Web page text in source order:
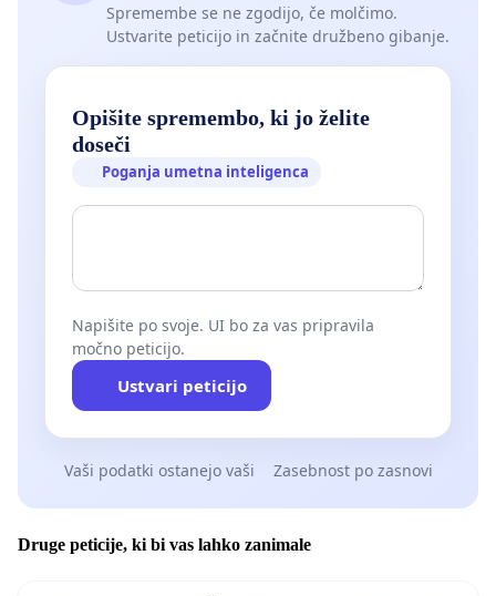
Spremembe se ne zgodijo, če molčimo.
Ustvarite peticijo in začnite družbeno gibanje.
Opišite spremembo, ki jo želite
doseči
Poganja umetna inteligenca
Napišite po svoje. UI bo za vas pripravila
močno peticijo.
Ustvari peticijo
Vaši podatki ostanejo vaši Zasebnost po zasnovi
Druge peticije, ki bi vas lahko zanimale